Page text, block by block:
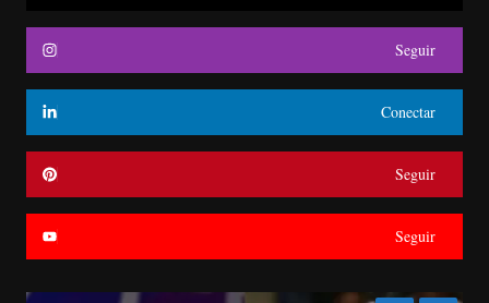
Seguir
Conectar
Seguir
Seguir